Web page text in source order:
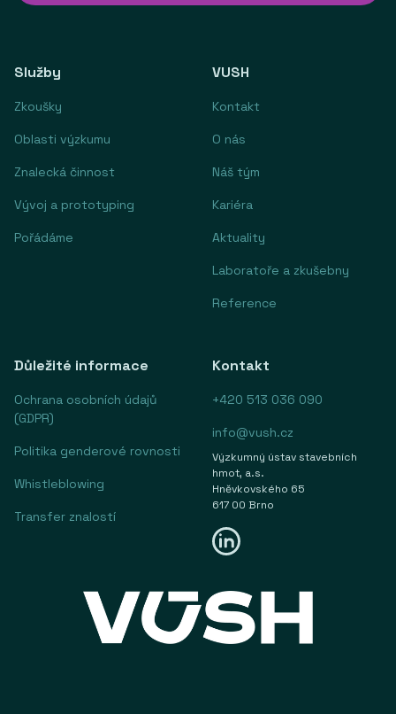
Služby
Zkoušky
Oblasti výzkumu
Znalecká činnost
Vývoj a prototyping
Pořádáme
VUSH
Kontakt
O nás
Náš tým
Kariéra
Aktuality
Laboratoře a zkušebny
Reference
Důležité informace
Ochrana osobních údajů
(GDPR)
Politika genderové rovnosti
Whistleblowing
Transfer znalostí
Kontakt
+420 513 036 090
info@vush.cz
Výzkumný ústav stavebních
hmot, a.s.
Hněvkovského 65
617 00 Brno